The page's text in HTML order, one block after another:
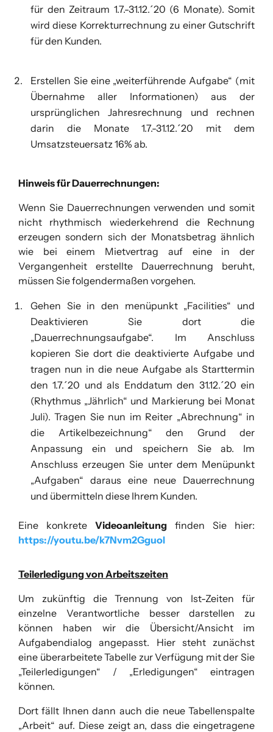
für den Zeitraum 1.7.-31.12.´20 (6 Monate). Somit
wird diese Korrekturrechnung zu einer Gutschrift
für den Kunden.
Erstellen Sie eine „weiterführende Aufgabe“ (mit
Übernahme aller Informationen) aus der
ursprünglichen Jahresrechnung und rechnen
darin die Monate 1.7.-31.12.´20 mit dem
Umsatzsteuersatz 16% ab.
Hinweis für Dauerrechnungen:
Wenn Sie Dauerrechnungen verwenden und somit
nicht rhythmisch wiederkehrend die Rechnung
erzeugen sondern sich der Monatsbetrag ähnlich
wie bei einem Mietvertrag auf eine in der
Vergangenheit erstellte Dauerrechnung beruht,
müssen Sie folgendermaßen vorgehen.
Gehen Sie in den menüpunkt „Facilities“ und
Deaktivieren Sie dort die
„Dauerrechnungsaufgabe“. Im Anschluss
kopieren Sie dort die deaktivierte Aufgabe und
tragen nun in die neue Aufgabe als Starttermin
den 1.7.´20 und als Enddatum den 31.12.´20 ein
(Rhythmus „Jährlich“ und Markierung bei Monat
Juli). Tragen Sie nun im Reiter „Abrechnung“ in
die Artikelbezeichnung“ den Grund der
Anpassung ein und speichern Sie ab. Im
Anschluss erzeugen Sie unter dem Menüpunkt
„Aufgaben“ daraus eine neue Dauerrechnung
und übermitteln diese Ihrem Kunden.
Eine konkrete Videoanleitung finden Sie hier:
https://youtu.be/k7Nvm2GguoI
Teilerledigung von Arbeitszeiten
Um zukünftig die Trennung von Ist-Zeiten für
einzelne Verantwortliche besser darstellen zu
können haben wir die Übersicht/Ansicht im
Aufgabendialog angepasst. Hier steht zunächst
eine überarbeitete Tabelle zur Verfügung mit der Sie
„Teilerledigungen“ / „Erledigungen“ eintragen
können.
Dort fällt Ihnen dann auch die neue Tabellenspalte
„Arbeit“ auf. Diese zeigt an, dass die eingetragene